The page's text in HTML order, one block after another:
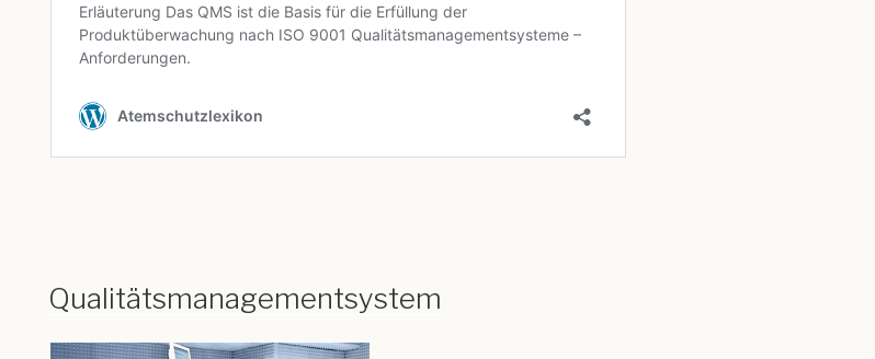
Qualitätsmanagementsystem